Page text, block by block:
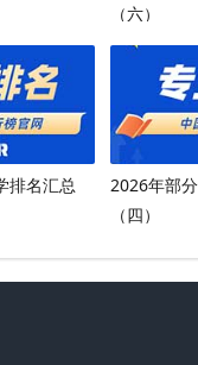
（六）
排名汇总
2026年部
（四）